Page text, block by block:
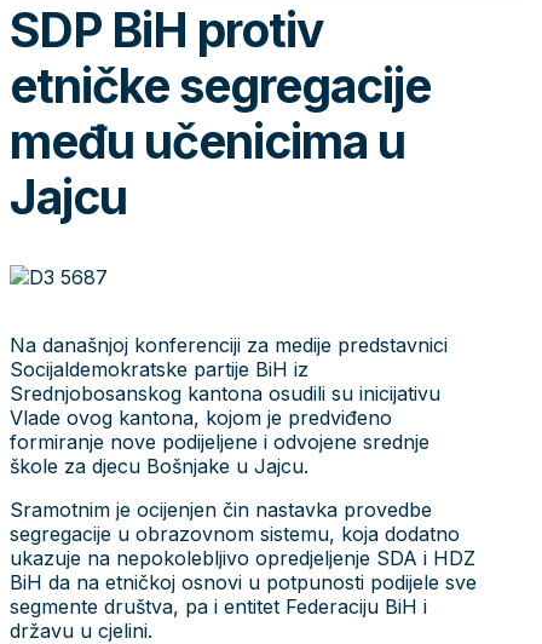
SDP BiH protiv
etničke segregacije
među učenicima u
Jajcu
Na današnjoj konferenciji za medije predstavnici
Socijaldemokratske partije BiH iz
Srednjobosanskog kantona osudili su inicijativu
Vlade ovog kantona, kojom je predviđeno
formiranje nove podijeljene i odvojene srednje
škole za djecu Bošnjake u Jajcu.
Sramotnim je ocijenjen čin nastavka provedbe
segregacije u obrazovnom sistemu, koja dodatno
ukazuje na nepokolebljivo opredjeljenje SDA i HDZ
BiH da na etničkoj osnovi u potpunosti podijele sve
segmente društva, pa i entitet Federaciju BiH i
državu u cjelini.